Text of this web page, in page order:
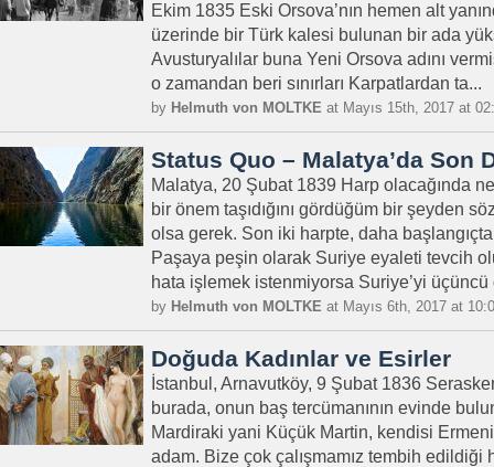
Ekim 1835 Eski Orsova’nın hemen alt
üzerinde bir Türk kalesi bulunan bir ada
Avusturyalılar buna Yeni Orsova adını
o zamandan beri sınırları Karpatlardan ta...
by Helmuth von MOLTKE at Mayıs 15th, 2017 at
Status Quo – Malatya’da Son
Malatya, 20 Şubat 1839 Harp olacağında
bir önem taşıdığını gördüğüm bir şeyden
olsa gerek. Son iki harpte, daha
Paşaya peşin olarak Suriye eyaleti tevcih
hata işlemek istenmiyorsa Suriye’yi üçüncü
by Helmuth von MOLTKE at Mayıs 6th, 2017 at
Doğuda Kadınlar ve Esirler
İstanbul, Arnavutköy, 9 Şubat 1836
burada, onun baş tercümanının evinde
Mardiraki yani Küçük Martin, kendisi Ermeni
adam. Bize çok çalışmamız tembih edildiği